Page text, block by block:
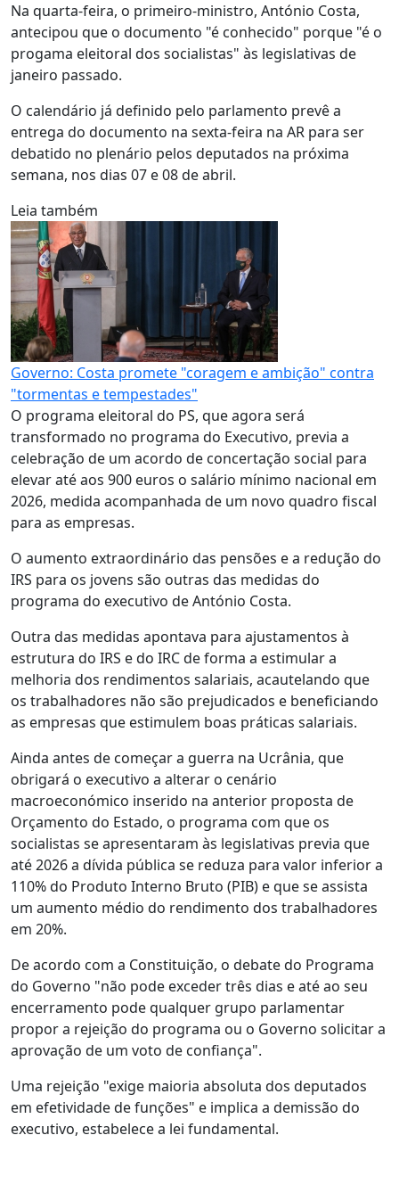
Na quarta-feira, o primeiro-ministro, António Costa,
antecipou que o documento "é conhecido" porque "é o
progama eleitoral dos socialistas" às legislativas de
janeiro passado.
O calendário já definido pelo parlamento prevê a
entrega do documento na sexta-feira na AR para ser
debatido no plenário pelos deputados na próxima
semana, nos dias 07 e 08 de abril.
Leia também
Governo: Costa promete "coragem e ambição" contra
"tormentas e tempestades"
O programa eleitoral do PS, que agora será
transformado no programa do Executivo, previa a
celebração de um acordo de concertação social para
elevar até aos 900 euros o salário mínimo nacional em
2026, medida acompanhada de um novo quadro fiscal
para as empresas.
O aumento extraordinário das pensões e a redução do
IRS para os jovens são outras das medidas do
programa do executivo de António Costa.
Outra das medidas apontava para ajustamentos à
estrutura do IRS e do IRC de forma a estimular a
melhoria dos rendimentos salariais, acautelando que
os trabalhadores não são prejudicados e beneficiando
as empresas que estimulem boas práticas salariais.
Ainda antes de começar a guerra na Ucrânia, que
obrigará o executivo a alterar o cenário
macroeconómico inserido na anterior proposta de
Orçamento do Estado, o programa com que os
socialistas se apresentaram às legislativas previa que
até 2026 a dívida pública se reduza para valor inferior a
110% do Produto Interno Bruto (PIB) e que se assista
um aumento médio do rendimento dos trabalhadores
em 20%.
De acordo com a Constituição, o debate do Programa
do Governo "não pode exceder três dias e até ao seu
encerramento pode qualquer grupo parlamentar
propor a rejeição do programa ou o Governo solicitar a
aprovação de um voto de confiança".
Uma rejeição "exige maioria absoluta dos deputados
em efetividade de funções" e implica a demissão do
executivo, estabelece a lei fundamental.